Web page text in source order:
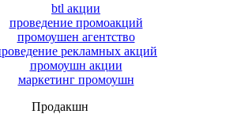
btl акции
проведение промоакций
промоушен агентство
рекламных акций
промоушн акции
маркетинг промоушн
Продакшн